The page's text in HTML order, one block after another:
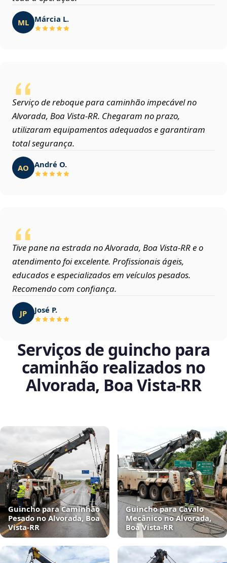
ML Márcia L.
Serviço de reboque para caminhão impecável no
Alvorada, Boa Vista‑RR. Chegaram no prazo,
utilizaram equipamentos adequados e garantiram
total segurança.
AO André O.
Tive pane na estrada no Alvorada, Boa Vista‑RR e o
atendimento foi excelente. Profissionais ágeis,
educados e especializados em veículos pesados.
Recomendo com confiança.
JP José P.
Serviços de guincho para
caminhão realizados no
Alvorada, Boa Vista‑RR
Guincho para Caminhão
Pesado no Alvorada, Boa
Vista‑RR
Guincho para Cavalo
Mecânico no Alvorada,
Boa Vista‑RR